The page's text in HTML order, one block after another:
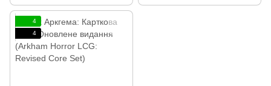
4
4